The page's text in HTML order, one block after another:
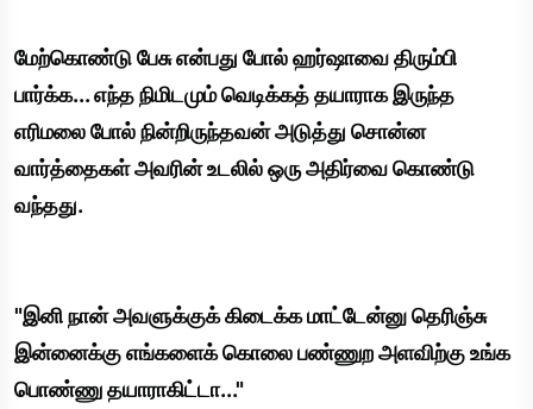
மேற்கொண்டு பேசு என்பது போல் ஹர்ஷாவை திரும்பி
பார்க்க... எந்த நிமிடமும் வெடிக்கத் தயாராக இருந்த
எரிமலை போல் நின்றிருந்தவன் அடுத்து சொன்ன
வார்த்தைகள் அவரின் உடலில் ஒரு அதிர்வை கொண்டு
வந்தது.
"இனி நான் அவளுக்குக் கிடைக்க மாட்டேன்னு தெரிஞ்சு
இன்னைக்கு எங்களைக் கொலை பண்ணுற அளவிற்கு உங்க
பொண்ணு தயாராகிட்டா..."